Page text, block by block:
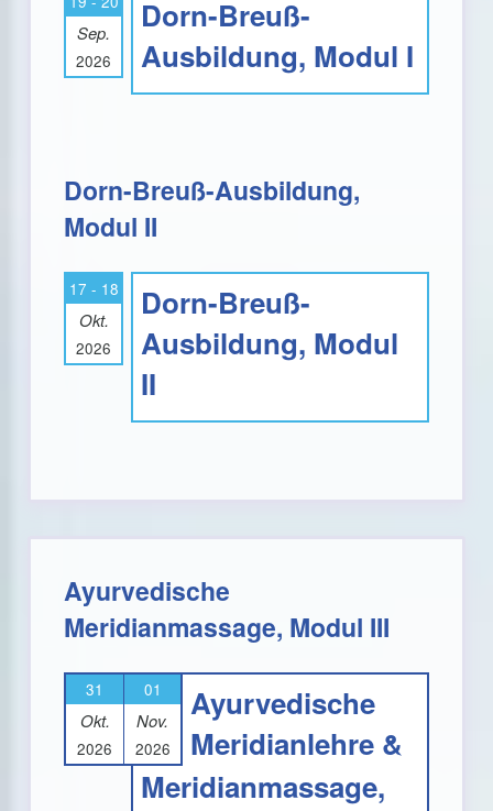
Sep.
2026
Dorn-Breuß-
Ausbildung, Modul I
Dorn-Breuß-Ausbildung,
Modul II
17 - 18
Okt.
2026
Dorn-Breuß-
Ausbildung, Modul
II
Ayurvedische
Meridianmassage, Modul III
31
Okt.
2026
01
Nov.
2026
Ayurvedische
Meridianlehre &
Meridianmassage,